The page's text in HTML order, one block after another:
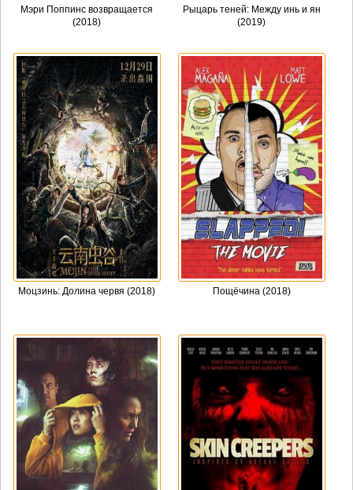
Мэри Поппинс возвращается
(2018)
Рыцарь теней: Между инь и ян
(2019)
Моцзинь: Долина червя (2018) Пощёчина (2018)